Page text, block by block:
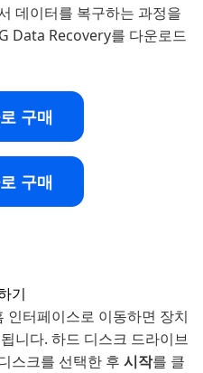
데이터를 복구하는 과정을
Data Recovery를 다운로드
구매
구매
기
인터페이스로 이동하면 장치
니다. 하드 디스크 드라이브
스크를 선택한 후 시작를 클